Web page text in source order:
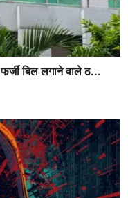
बिल लगाने वाले ठ...